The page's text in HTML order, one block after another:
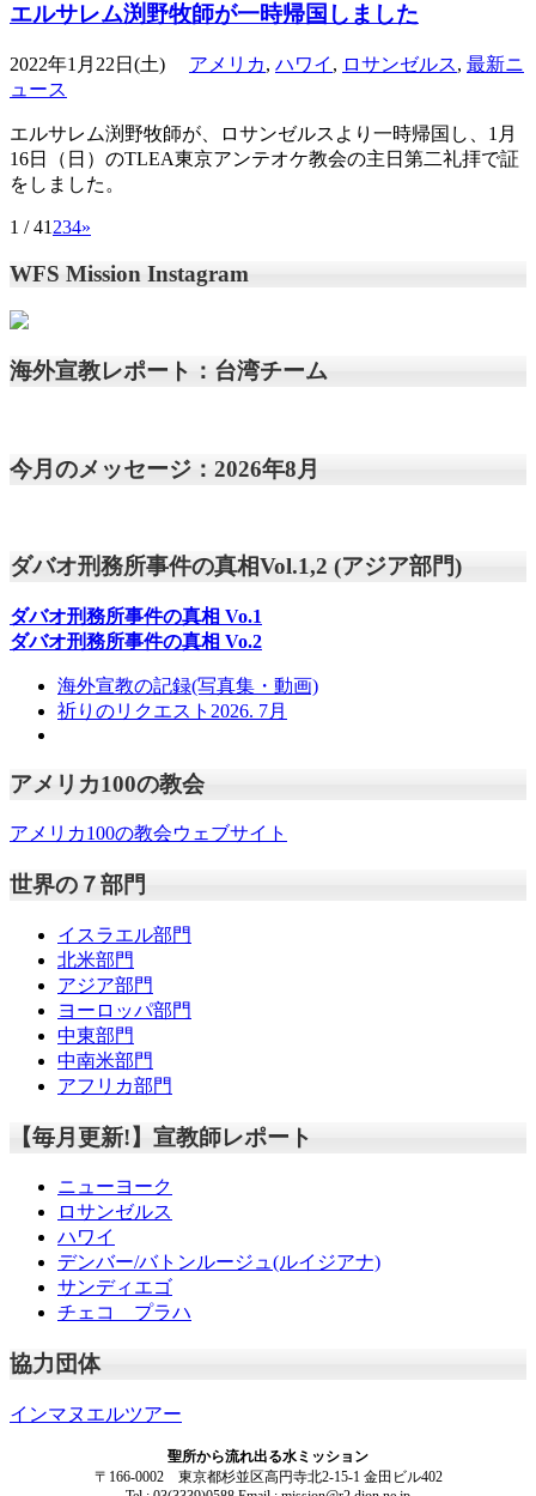
エルサレム渕野牧師が一時帰国しました
2022年1月22日(土) アメリカ, ハワイ , ロサンゼルス, 最新ニ
ュース
エルサレム渕野牧師が、ロサンゼルスより一時帰国し、1月
16日（日）のTLEA東京アンテオケ教会の主日第二礼拝で証
をしました。
1 / 41 234»
WFS Mission Instagram
海外宣教レポート：台湾チーム
今月のメッセージ：2026年8月
ダバオ刑務所事件の真相Vol.1,2 (アジア部門)
ダバオ刑務所事件の真相 Vo.1
ダバオ刑務所事件の真相 Vo.2
海外宣教の記録(写真集・動画)
祈りのリクエスト2026. 7月
アメリカ100の教会
アメリカ100の教会ウェブサイト
世界の７部門
イスラエル部門
北米部門
アジア部門
ヨーロッパ部門
中東部門
中南米部門
アフリカ部門
【毎月更新!】宣教師レポート
ニューヨーク
ロサンゼルス
ハワイ
デンバー/バトンルージュ(ルイジアナ)
サンディエゴ
チェコ プラハ
協力団体
インマヌエルツアー
聖所から流れ出る水ミッション
〒166-0002 東京都杉並区高円寺北2-15-1 金田ビル402